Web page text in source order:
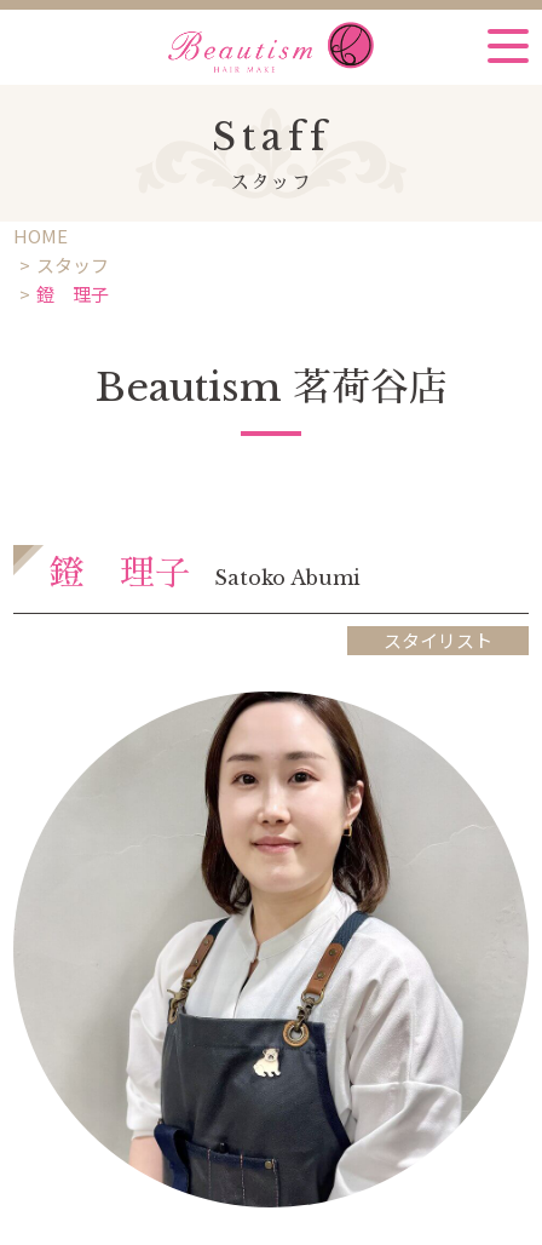
Staff
スタッフ
HOME
スタッフ
鐙 理子
Beautism 茗荷谷店
鐙 理子 Satoko Abumi
スタイリスト
Beautism
茗荷谷店